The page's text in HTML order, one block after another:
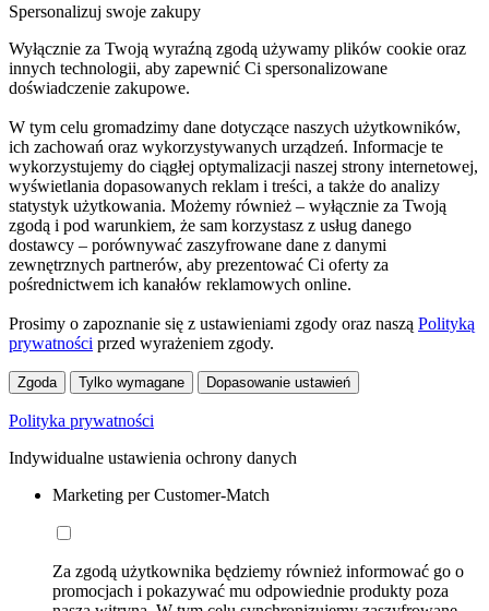
Spersonalizuj swoje zakupy
Wyłącznie za Twoją wyraźną zgodą używamy plików cookie oraz
innych technologii, aby zapewnić Ci spersonalizowane
doświadczenie zakupowe.
W tym celu gromadzimy dane dotyczące naszych użytkowników,
ich zachowań oraz wykorzystywanych urządzeń. Informacje te
wykorzystujemy do ciągłej optymalizacji naszej strony internetowej,
wyświetlania dopasowanych reklam i treści, a także do analizy
statystyk użytkowania. Możemy również – wyłącznie za Twoją
zgodą i pod warunkiem, że sam korzystasz z usług danego
dostawcy – porównywać zaszyfrowane dane z danymi
zewnętrznych partnerów, aby prezentować Ci oferty za
pośrednictwem ich kanałów reklamowych online.
Prosimy o zapoznanie się z ustawieniami zgody oraz naszą Polityką
prywatności przed wyrażeniem zgody.
Zgoda Tylko wymagane Dopasowanie ustawień
Polityka prywatności
Indywidualne ustawienia ochrony danych
Marketing per Customer-Match
Za zgodą użytkownika będziemy również informować go o
promocjach i pokazywać mu odpowiednie produkty poza